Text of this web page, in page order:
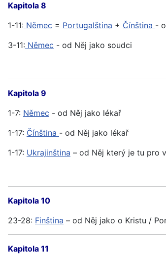
Kapitola 8
1-11: Němec = Portugalština + Čínština -
3-11: Němec - od Něj jako soudci
Kapitola 9
1-7: Němec - od Něj jako lékař
1-17: Čínština - od Něj jako lékař
1-17: Ukrajinština – od Něj který je tu pro
Kapitola 10
23-28: Finština – od Něj jako o Kristu /
Kapitola 11